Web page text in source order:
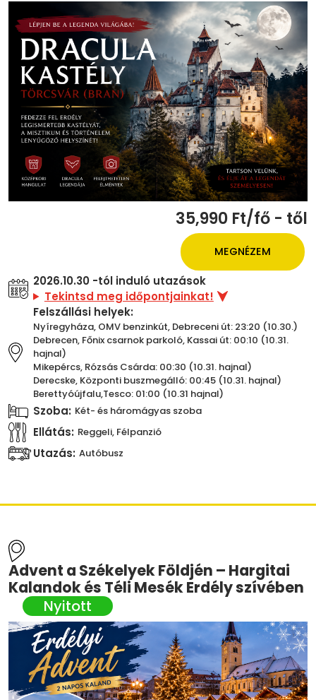
35,990 Ft/fő - től
MEGNÉZEM
2026.10.30 -tól induló utazások
Tekintsd meg időpontjainkat!
Felszállási helyek:
Nyíregyháza, OMV benzinkút, Debreceni út: 23:20 (10.30.)
Debrecen, Főnix csarnok parkoló, Kassai út: 00:10 (10.31.
hajnal)
Mikepércs, Rózsás Csárda: 00:30 (10.31. hajnal)
Derecske, Központi buszmegálló: 00:45 (10.31. hajnal)
Berettyóújfalu,Tesco: 01:00 (10.31 hajnal)
Szoba: Két- és háromágyas szoba
Ellátás: Reggeli, Félpanzió
Utazás: Autóbusz
Advent a Székelyek Földjén – Hargitai
Kalandok és Téli Mesék Erdély szívében